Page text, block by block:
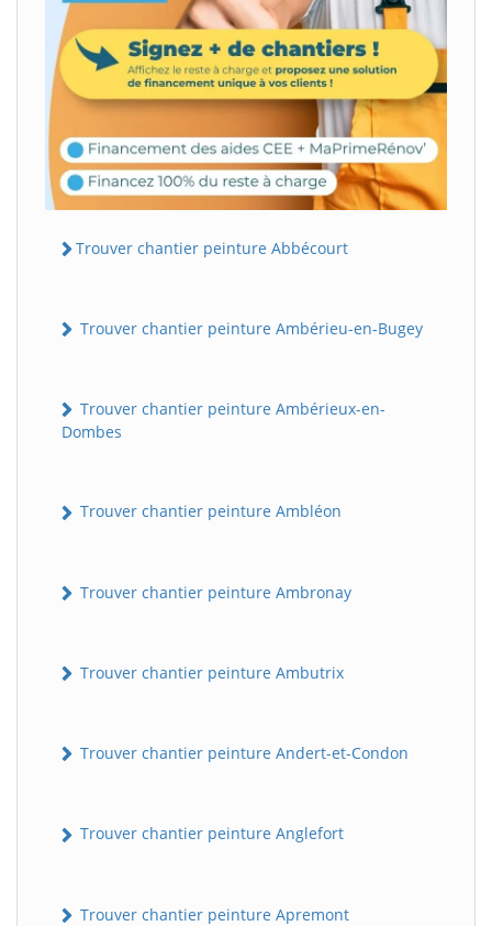
Trouver chantier peinture Abbécourt
Trouver chantier peinture Ambérieu-en-Bugey
Trouver chantier peinture Ambérieux-en-
Dombes
Trouver chantier peinture Ambléon
Trouver chantier peinture Ambronay
Trouver chantier peinture Ambutrix
Trouver chantier peinture Andert-et-Condon
Trouver chantier peinture Anglefort
Trouver chantier peinture Apremont